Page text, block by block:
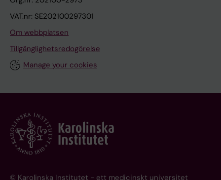
VAT.nr: SE202100297301
Om webbplatsen
Tillgänglighetsredogörelse
Manage your cookies
© Karolinska Institutet - ett medicinskt universitet